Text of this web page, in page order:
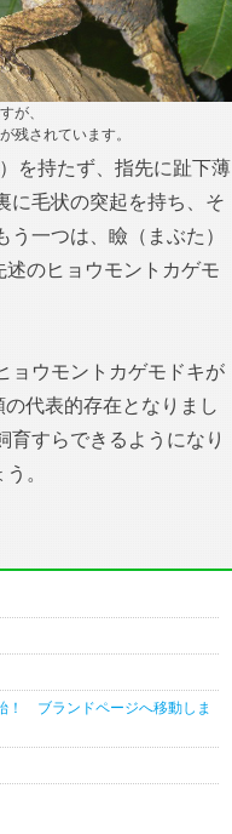
が、
残されています。
を持たず、指先に趾下薄
に毛状の突起を持ち、そ
一つは、瞼（まぶた）
のヒョウモントカゲモ
ョウモントカゲモドキが
代表的存在となりまし
育すらできるようになり
。
！ ブランドページへ移動しま